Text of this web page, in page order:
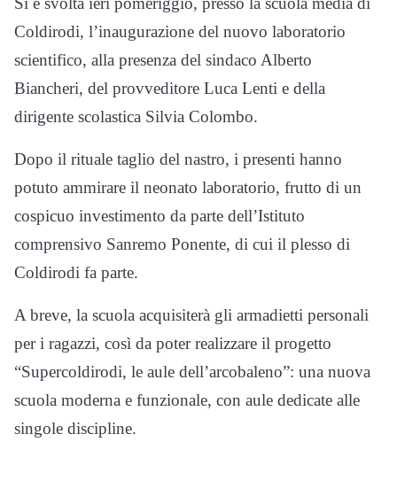
Coldirodi, l’inaugurazione del nuovo laboratorio
scientifico, alla presenza del sindaco Alberto
Biancheri, del provveditore Luca Lenti e della
dirigente scolastica Silvia Colombo.
Dopo il rituale taglio del nastro, i presenti hanno
potuto ammirare il neonato laboratorio, frutto di un
cospicuo investimento da parte dell’Istituto
comprensivo Sanremo Ponente, di cui il plesso di
Coldirodi fa parte.
A breve, la scuola acquisiterà gli armadietti personali
per i ragazzi, così da poter realizzare il progetto
“Supercoldirodi, le aule dell’arcobaleno”: una nuova
scuola moderna e funzionale, con aule dedicate alle
singole discipline.